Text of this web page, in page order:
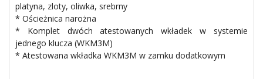
platyna, zloty, oliwka, srebrny
* Ościeżnica narożna
* Komplet dwóch atestowanych wkładek w systemie
jednego klucza (WKM3M)
* Atestowana wkładka WKM3M w zamku dodatkowym